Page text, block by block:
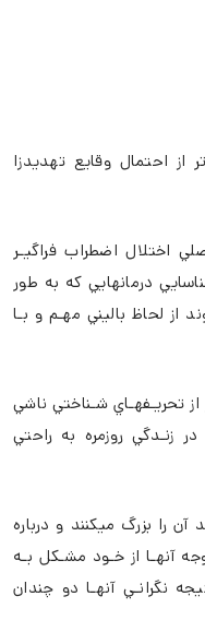
از احتمال وقايع تهديدزا
اختلال اضطراب فراگيـر
درمانهايي كه به طور
از لحاظ باليني مهـم و بـا
تحريـفهـاي شـناختي ناشي
زنـدگي روزمره به راحتي
آن را بزرگ ميكنند و درباره
آنهـا از خـود مشـكل بـه
نگرانـي آنهـا دو چندان